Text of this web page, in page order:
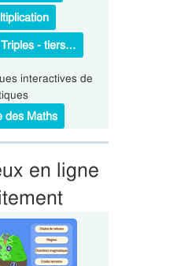
- tiers…
interactives de
des Maths
en ligne